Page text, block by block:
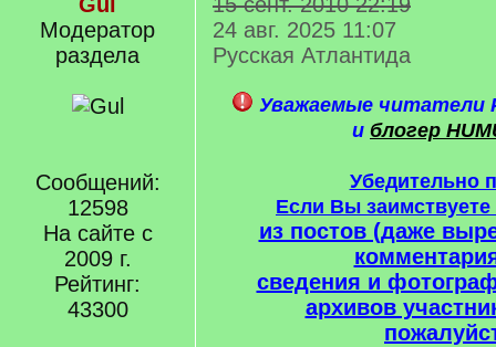
Модератор
раздела
Сообщений:
12598
На сайте с
2009 г.
Рейтинг:
43300
24 авг. 2025 11:07
Русская Атлантида
Уважаемые читатели
и блогер
Убедительно
Если Вы
из постов (даже
сведения и
архивов